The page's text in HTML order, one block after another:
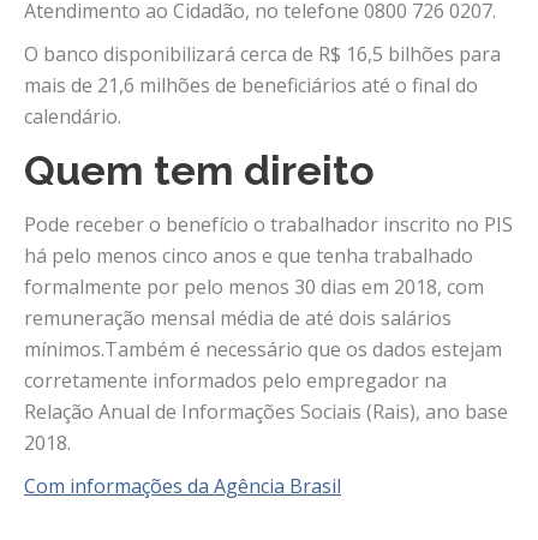
Atendimento ao Cidadão, no telefone 0800 726 0207.
O banco disponibilizará cerca de R$ 16,5 bilhões para
mais de 21,6 milhões de beneficiários até o final do
calendário.
Quem tem direito
Pode receber o benefício o trabalhador inscrito no PIS
há pelo menos cinco anos e que tenha trabalhado
formalmente por pelo menos 30 dias em 2018, com
remuneração mensal média de até dois salários
mínimos.Também é necessário que os dados estejam
corretamente informados pelo empregador na
Relação Anual de Informações Sociais (Rais), ano base
2018.
Com informações da Agência Brasil